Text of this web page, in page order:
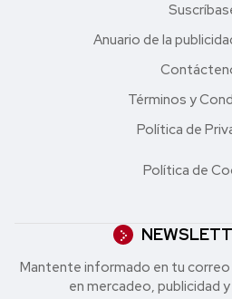
Anuario de la
Términos y
Política de
Política de
Mantente informado en tu correo
en mercadeo, publicidad